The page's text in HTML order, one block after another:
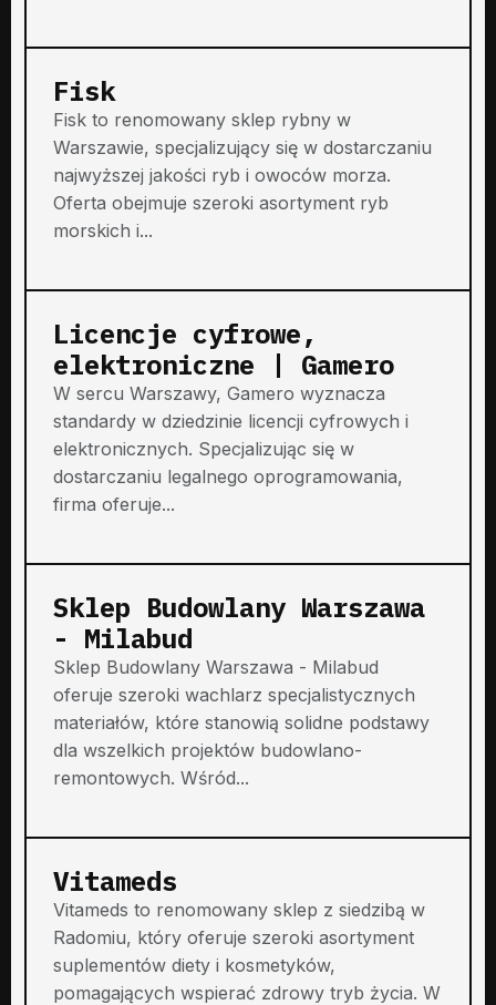
Fisk
Fisk to renomowany sklep rybny w
Warszawie, specjalizujący się w dostarczaniu
najwyższej jakości ryb i owoców morza.
Oferta obejmuje szeroki asortyment ryb
morskich i...
Licencje cyfrowe,
elektroniczne | Gamero
W sercu Warszawy, Gamero wyznacza
standardy w dziedzinie licencji cyfrowych i
elektronicznych. Specjalizując się w
dostarczaniu legalnego oprogramowania,
firma oferuje...
Sklep Budowlany Warszawa
- Milabud
Sklep Budowlany Warszawa - Milabud
oferuje szeroki wachlarz specjalistycznych
materiałów, które stanowią solidne podstawy
dla wszelkich projektów budowlano-
remontowych. Wśród...
Vitameds
Vitameds to renomowany sklep z siedzibą w
Radomiu, który oferuje szeroki asortyment
suplementów diety i kosmetyków,
pomagających wspierać zdrowy tryb życia. W